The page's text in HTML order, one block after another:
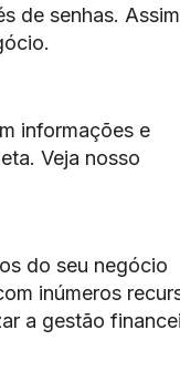
de senhas.
informações e
Veja nosso
do seu negócio
inúmeros
a gestão